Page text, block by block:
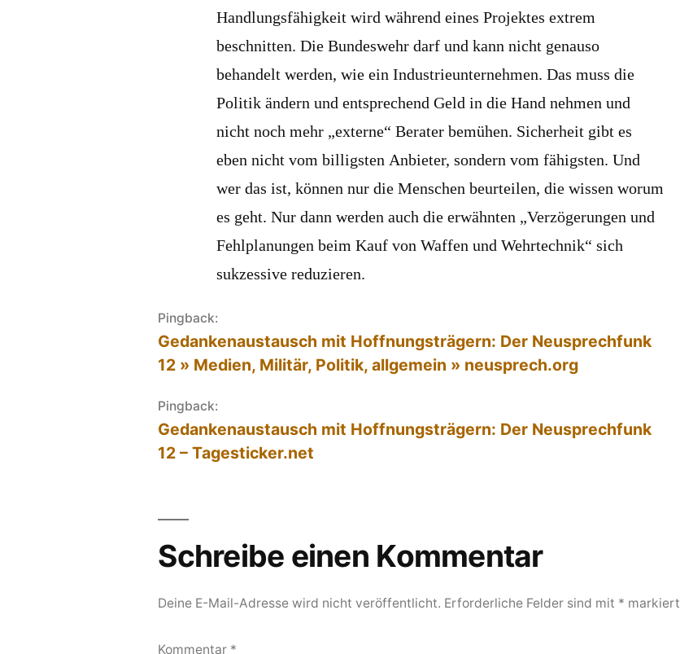
Handlungsfähigkeit wird während eines Projektes extrem
beschnitten. Die Bundeswehr darf und kann nicht genauso
behandelt werden, wie ein Industrieunternehmen. Das muss die
Politik ändern und entsprechend Geld in die Hand nehmen und
nicht noch mehr „externe“ Berater bemühen. Sicherheit gibt es
eben nicht vom billigsten Anbieter, sondern vom fähigsten. Und
wer das ist, können nur die Menschen beurteilen, die wissen worum
es geht. Nur dann werden auch die erwähnten „Verzögerungen und
Fehlplanungen beim Kauf von Waffen und Wehrtechnik“ sich
sukzessive reduzieren.
Pingback:
Gedankenaustausch mit Hoffnungsträgern: Der Neusprechfunk
12 » Medien, Militär, Politik, allgemein » neusprech.org
Pingback:
Gedankenaustausch mit Hoffnungsträgern: Der Neusprechfunk
12 – Tagesticker.net
Schreibe einen Kommentar
Deine E-Mail-Adresse wird nicht veröffentlicht. Erforderliche Felder sind mit * markiert
Kommentar *